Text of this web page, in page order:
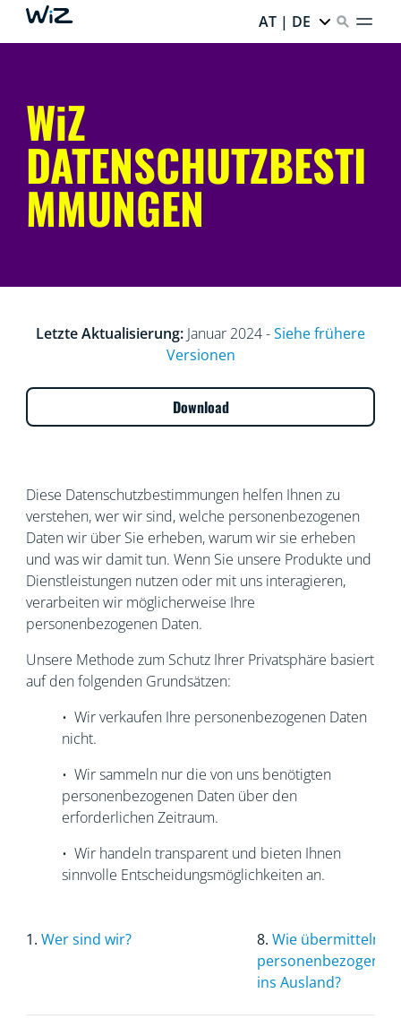
AT | DE
WiZ
DATENSCHUTZBESTI
MMUNGEN
Letzte Aktualisierung: Januar 2024 -Siehe frühere
Versionen
Download
Diese Datenschutzbestimmungen helfen Ihnen zu
verstehen, wer wir sind, welche personenbezogenen
Daten wir über Sie erheben, warum wir sie erheben
und was wir damit tun. Wenn Sie unsere Produkte und
Dienstleistungen nutzen oder mit uns interagieren,
verarbeiten wir möglicherweise Ihre
personenbezogenen Daten.
Unsere Methode zum Schutz Ihrer Privatsphäre basiert
auf den folgenden Grundsätzen:
• Wir verkaufen Ihre personenbezogenen Daten
nicht.
• Wir sammeln nur die von uns benötigten
personenbezogenen Daten über den
erforderlichen Zeitraum.
• Wir handeln transparent und bieten Ihnen
sinnvolle Entscheidungsmöglichkeiten an.
1. Wer sind wir? 8. Wie übermitteln
ins Ausland?